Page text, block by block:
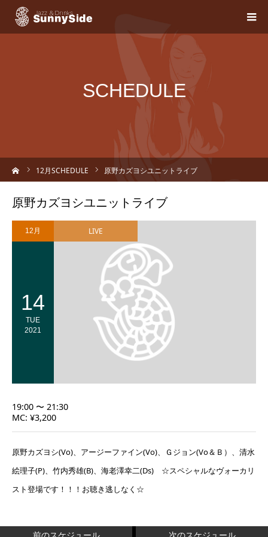
SCHEDULE
12月SCHEDULE 原野カズヨシユニットライブ
原野カズヨシユニットライブ
12月
14
TUE
2021
LIVE
19:00 〜 21:30
MC: ¥3,200
原野カズヨシ(Vo)、アージーファイン(Vo)、Ｇジョン(Vo＆Ｂ）、清水
絵理子(P)、竹内秀雄(B)、海老澤幸二(Ds) ☆スペシャルなヴォーカリ
スト登場です！！！お聴き逃しなく☆
前のスケジュール 次のスケジュール